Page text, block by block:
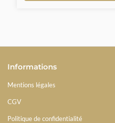
Informations
Mentions légales
CGV
Politique de confidentialité